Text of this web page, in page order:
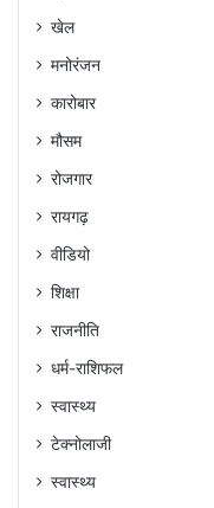
खेल
मनोरंजन
कारोबार
मौसम
रोजगार
रायगढ़
वीडियो
शिक्षा
राजनीति
धर्म-राशिफल
स्वास्थ्य
टेक्नोलाजी
स्वास्थ्य